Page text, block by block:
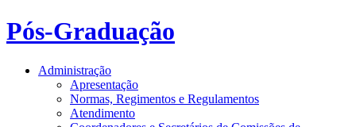
Pós-Graduação
Administração
Apresentação
Normas, Regimentos e Regulamentos
Atendimento